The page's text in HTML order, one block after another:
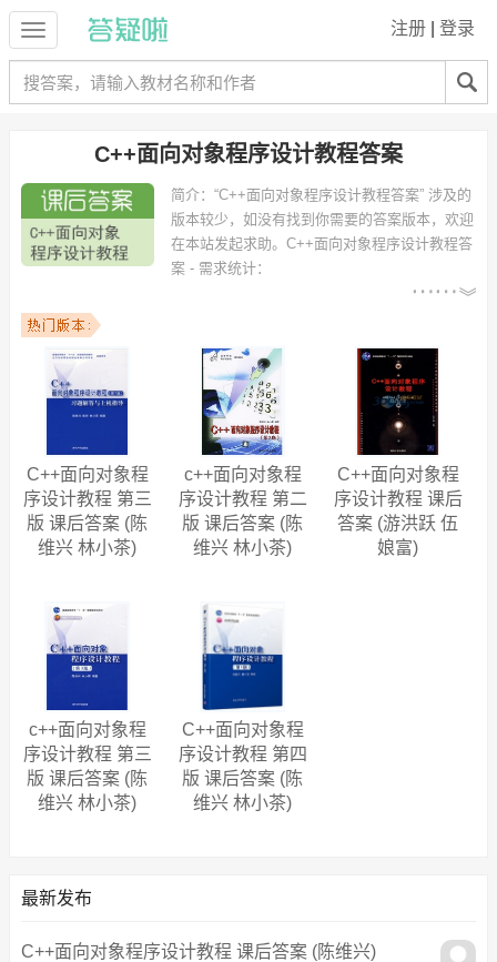
注册 登录
C++面向对象程序设计教程答案
简介： “C++面向对象程序设计教程答案” 涉及的
版本较少，如没有找到你需要的答案版本，欢迎
在本站发起求助。 C++面向对象程序设计教程答
案 - 需求统计：
：计算机科学与技
术、软件工程、电子信息工程、信息管理与信息系统、电子信息科学与
技术、网络工程、电气工程及其自动化、计算机科学与技术（软件方
向）、机械设计制造及其自动化、计算机科技与技术 等专业。
以下学校的同学下载过
C++面向对象程序设计教程答案
：南昌航空大
学、湖南科技大学、桂林电子科技大学、杭州电子科技大学、燕山大
学、北京理工大学珠海学院、武汉大学、西北师范大学、东北农业大
学、肇庆学院 等。
C++面向对象程
序设计教程 第三
版 课后答案 (陈
维兴 林小茶)
c++面向对象程
序设计教程 第二
版 课后答案 (陈
维兴 林小茶)
C++面向对象程
序设计教程 课后
答案 (游洪跃 伍
娘富)
c++面向对象程
序设计教程 第三
版 课后答案 (陈
维兴 林小茶)
C++面向对象程
序设计教程 第四
版 课后答案 (陈
维兴 林小茶)
最新发布
C++面向对象程序设计教程 课后答案 (陈维兴)